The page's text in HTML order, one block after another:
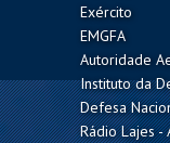
Exército
EMGFA
Autoridade
Instituto da
Defesa
Rádio Lajes -